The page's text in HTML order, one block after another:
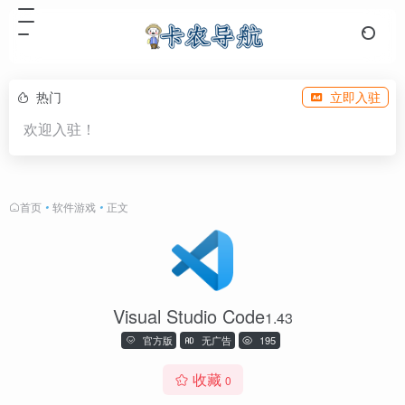
热门 立即入驻
欢迎入驻！
首页 • 软件游戏 • 正文
Visual Studio Code1.43
官方版 无广告 195
收藏 0